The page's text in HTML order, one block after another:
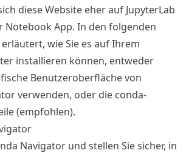
diese Website eher auf JupyterLab
Notebook App. In den folgenden
wie Sie es auf Ihrem
installieren können, entweder
Benutzeroberfläche von
verwenden, oder die conda-
(empfohlen).
Navigator und stellen Sie sicher, in